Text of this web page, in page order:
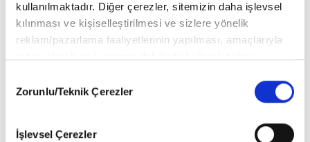
kullanılmaktadır. Diğer çerezler, sitemizin daha işlevsel
kılınması ve kişiselleştirilmesi ve sizlere yönelik
reklam/pazarlama faaliyetlerinin yapılması, amaçlarıyla
vasıtasıyla belirleyebilirsiniz. Çerezlere ilişkin detaylı bilgi
ziyaret edebilirsiniz.
6698 sayılı Kişisel Verilerin Korunması Kanunu uyarınca
Selection
Zorunlu/Teknik Çerezler
İşlevsel Çerezler